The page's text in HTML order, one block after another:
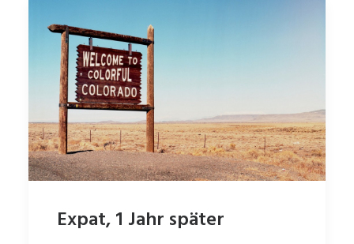
Expat, 1 Jahr später